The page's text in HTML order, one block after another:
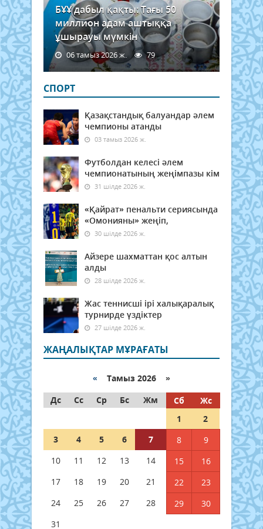
БҰҰ дабыл қақты: Тағы 50
миллион адам аштыққа
ұшырауы мүмкін
06 тамыз 2026 ж. 79
СПОРТ
Қазақстандық балуандар әлем
чемпионы атанды
03 тамыз 2026 ж.
Футболдан келесі әлем
чемпионатының жеңімпазы кім
31 шілде 2026 ж.
«Қайрат» пенальти сериясында
«Омонияны» жеңіп,
30 шілде 2026 ж.
Айзере шахматтан қос алтын
алды
28 шілде 2026 ж.
Жас теннисші ірі халықаралық
турнирде үздіктер
27 шілде 2026 ж.
ЖАҢАЛЫҚТАР МҰРАҒАТЫ
« Тамыз 2026 »
Дс
Сс Ср Бс Жм Сб
Жс
1
2
3
4 5 6 7 8
9
10
11 12 13 14 15
16
17
18 19 20 21 22
23
24
25 26 27 28 29
30
31